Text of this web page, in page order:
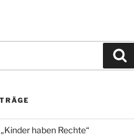
haben Rechte“